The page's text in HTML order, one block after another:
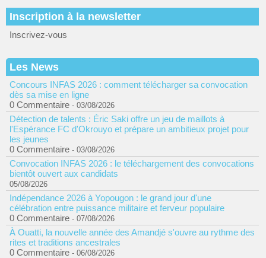
Inscription à la newsletter
Inscrivez-vous
Les News
Concours INFAS 2026 : comment télécharger sa convocation
dès sa mise en ligne
0 Commentaire - 03/08/2026
Détection de talents : Éric Saki offre un jeu de maillots à
l'Espérance FC d'Okrouyo et prépare un ambitieux projet pour
les jeunes
0 Commentaire - 03/08/2026
Convocation INFAS 2026 : le téléchargement des convocations
bientôt ouvert aux candidats
05/08/2026
Indépendance 2026 à Yopougon : le grand jour d'une
célébration entre puissance militaire et ferveur populaire
0 Commentaire - 07/08/2026
À Ouatti, la nouvelle année des Amandjé s'ouvre au rythme des
rites et traditions ancestrales
0 Commentaire - 06/08/2026